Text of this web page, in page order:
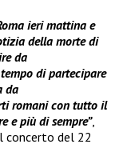
ieri mattina e
della morte di
da
di partecipare
da
romani con tutto il
e più di sempre”,
concerto del 22